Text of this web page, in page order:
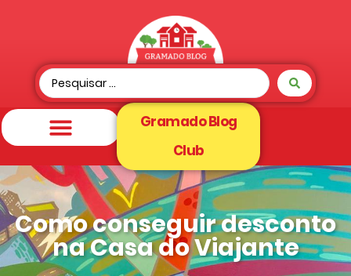
Gramado Blog
Club
Como conseguir desconto
na Casa do Viajante